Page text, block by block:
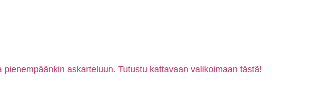
askarteluun. Tutustu kattavaan valikoimaan tästä!